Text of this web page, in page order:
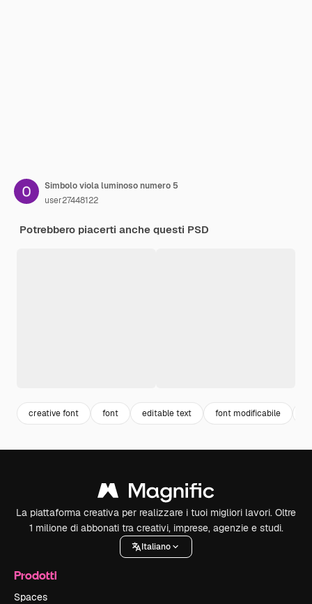
Simbolo viola luminoso numero 5
user27448122
Potrebbero piacerti anche questi PSD
creative font font editable text font modificabile
La piattaforma creativa per realizzare i tuoi migliori lavori. Oltre
1 milione di abbonati tra creativi, imprese, agenzie e studi.
Italiano
Prodotti
Spaces